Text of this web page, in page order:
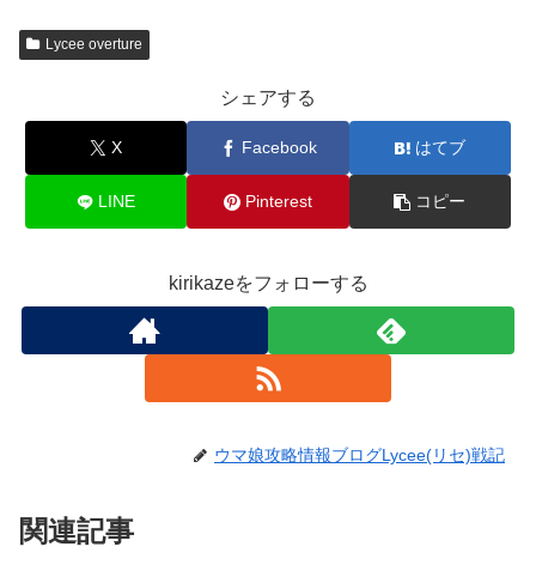
Lycee overture
シェアする
X Facebook はてブ
LINE Pinterest コピー
kirikazeをフォローする
ウマ娘攻略情報ブログLycee(リセ)戦記
関連記事